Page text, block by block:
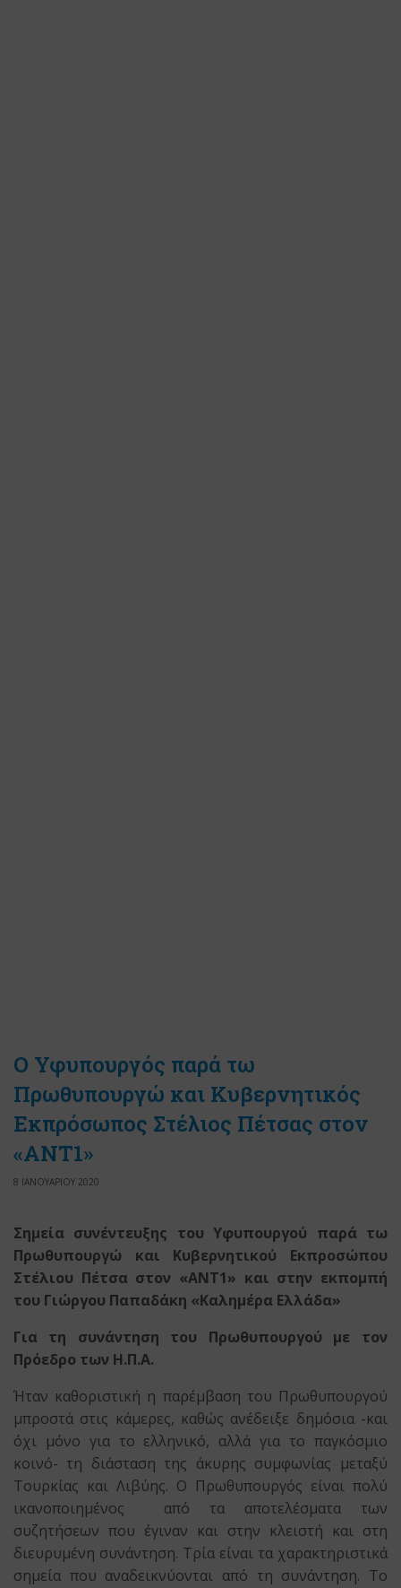
Ο Υφυπουργός παρά τω
Πρωθυπουργώ και Κυβερνητικός
Εκπρόσωπος Στέλιος Πέτσας στον
«ΑΝΤ1»
8 ΙΑΝΟΥΑΡΙΟΥ 2020
Σημεία συνέντευξης του Υφυπουργού παρά τω
Πρωθυπουργώ και Κυβερνητικού Εκπροσώπου
Στέλιου Πέτσα στον «ΑΝΤ1» και στην εκπομπή
του Γιώργου Παπαδάκη «Καλημέρα Ελλάδα»
Για τη συνάντηση του Πρωθυπουργού με τον
Πρόεδρο των Η.Π.Α.
Ήταν καθοριστική η παρέμβαση του Πρωθυπουργού
μπροστά στις κάμερες, καθώς ανέδειξε δημόσια -και
όχι μόνο για το ελληνικό, αλλά για το παγκόσμιο
κοινό- τη διάσταση της άκυρης συμφωνίας μεταξύ
Τουρκίας και Λιβύης. Ο Πρωθυπουργός είναι πολύ
ικανοποιημένος από τα αποτελέσματα των
συζητήσεων που έγιναν και στην κλειστή και στη
διευρυμένη συνάντηση. Τρία είναι τα χαρακτηριστικά
σημεία που αναδεικνύονται από τη συνάντηση. Το